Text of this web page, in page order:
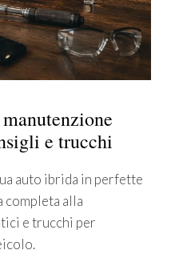
e trucchi
auto ibrida in perfette
completa alla
e trucchi per